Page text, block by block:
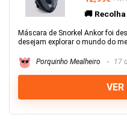
🚚
Máscara de Snorkel Ankor foi
desejam explorar o mundo do
Porquinho Mealheiro 17
VER